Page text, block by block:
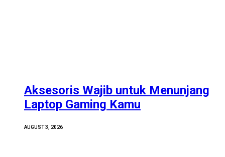
Aksesoris Wajib untuk Menunjang
Laptop Gaming Kamu
AUGUST 3, 2026